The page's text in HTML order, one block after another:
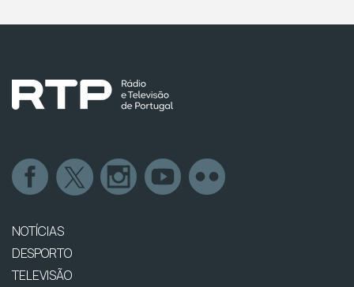
NOTÍCIAS
DESPORTO
TELEVISÃO